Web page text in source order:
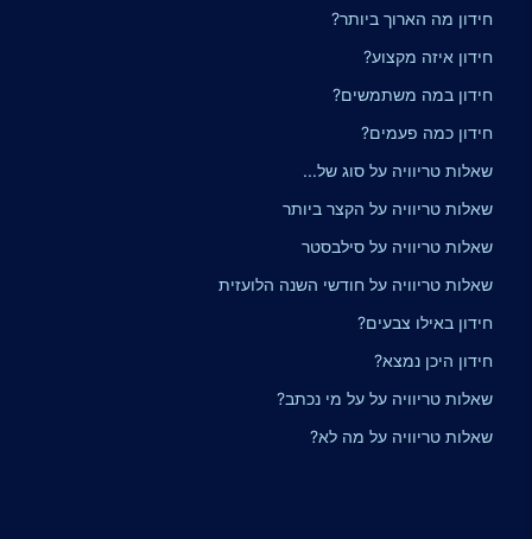
חידון מה הארוך ביותר?
חידון איזה מקצוע?
חידון במה משתמשים?
חידון כמה פעמים?
שאלות טריוויה על סוג של...
שאלות טריוויה על הקצר ביותר
שאלות טריוויה על סילבסטר
שאלות טריוויה על חודשי השנה הלועזית
חידון באילו צבעים?
חידון היכן נמצא?
שאלות טריוויה על על מי נכתב?
שאלות טריוויה על מה לא?